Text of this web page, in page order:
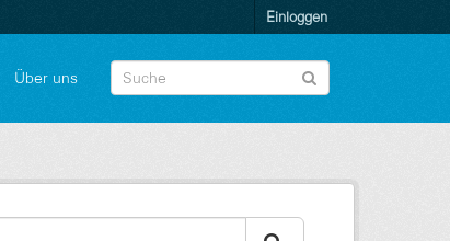
Einloggen
Über uns